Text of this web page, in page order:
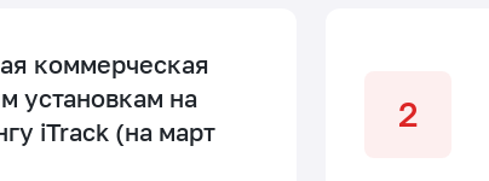
коммерческая
установкам на
iTrack (на март